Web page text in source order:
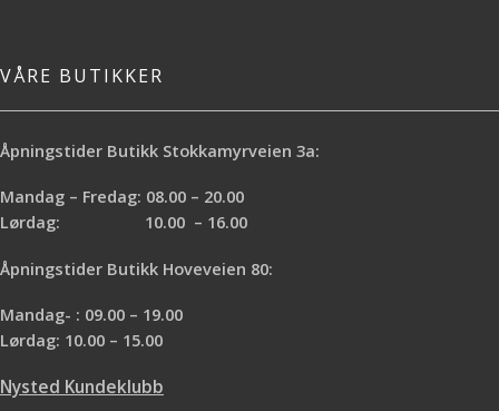
VÅRE BUTIKKER
Åpningstider Butikk Stokkamyrveien 3a:
Mandag – Fredag: 08.00 – 20.00
Lørdag: 10.00 – 16.00
Åpningstider Butikk Hoveveien 80:
Mandag- : 09.00 – 19.00
Lørdag: 10.00 – 15.00
Nysted Kundeklubb